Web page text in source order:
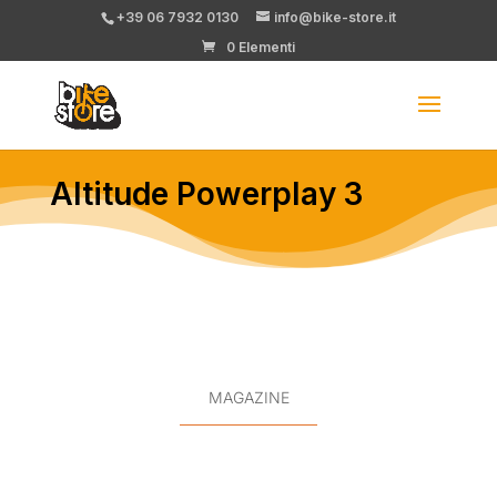
+39 06 7932 0130
info@bike-store.it
0 Elementi
Altitude Powerplay 3
MAGAZINE